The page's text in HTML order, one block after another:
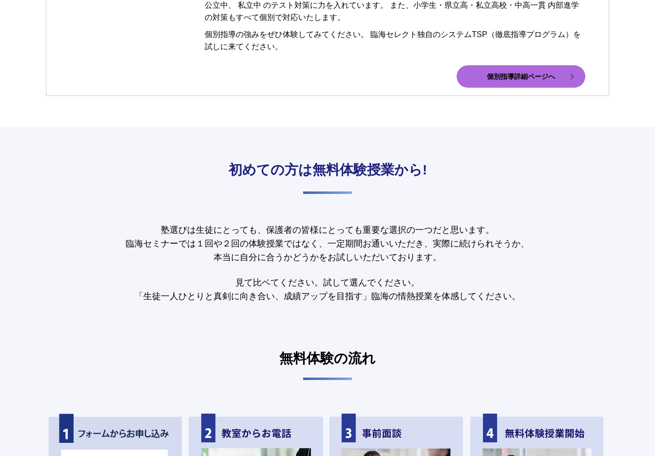
公立中、 私立中 のテスト対策に力を入れています。 また、小学生・県立高・私立高校・中高一貫 内部進学
の対策もすべて個別で対応いたします。
個別指導の強みをぜひ体験してみてください。 臨海セレクト独自のシステムTSP（徹底指導プログラム）を
試しに来てください。
個別指導詳細ページへ
初めての方は無料体験授業から!
塾選びは生徒にとっても、保護者の皆様にとっても重要な選択の一つだと思います。
臨海セミナーでは１回や２回の体験授業ではなく、一定期間お通いいただき、実際に続けられそうか、
本当に自分に合うかどうかをお試しいただいております。
見て比ベてください。試して選んでください。
「生徒一人ひとりと真剣に向き合い、成績アップを目指す」臨海の情熱授業を体感してください。
無料体験の流れ